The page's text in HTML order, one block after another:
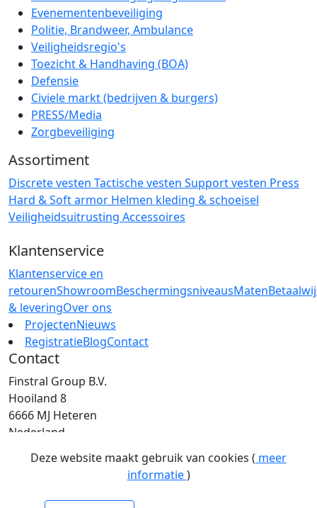
Evenementenbeveiliging
Politie, Brandweer, Ambulance
Veiligheidsregio's
Toezicht & Handhaving (BOA)
Defensie
Civiele markt (bedrijven & burgers)
PRESS/Media
Zorgbeveiliging
Assortiment
Discrete vesten Tactische vesten Support vesten Press
Hard & Soft armor Helmen kleding & schoeisel
Veiligheidsuitrusting Accessoires
Klantenservice
Klantenservice en
retourenShowroomBeschermingsniveausMaten
& leveringOver ons
ProjectenNieuws
RegistratieBlogContact
Contact
Finstral Group B.V.
Hooiland 8
6666 MJ Heteren
Nederland
E: info@finstral.nl
BTW: NL813263025B01
EORI: NL813263025
Deze website maakt gebruik van cookies ( meer
informatie)